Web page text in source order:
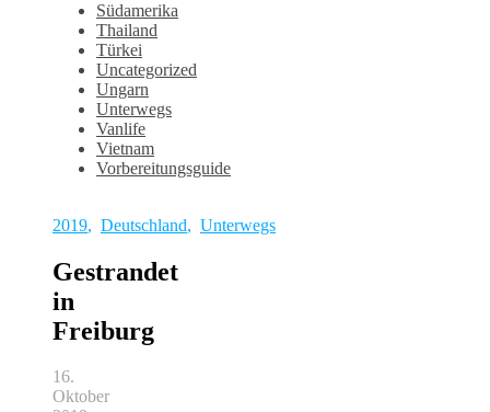
Südamerika
Thailand
Türkei
Uncategorized
Ungarn
Unterwegs
Vanlife
Vietnam
Vorbereitungsguide
2019, Deutschland, Unterwegs
Gestrandet
in
Freiburg
16.
Oktober